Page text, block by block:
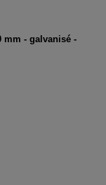
mm - galvanisé -